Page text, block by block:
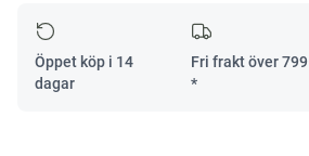
Öppet köp i 14
dagar
Fri frakt över799
*